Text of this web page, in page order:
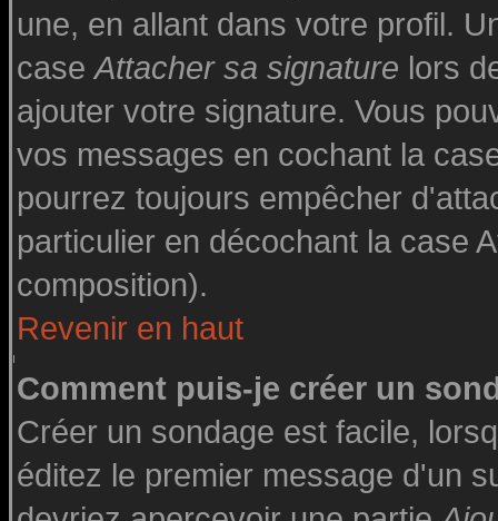
une, en allant dans votre profil.
caseAttacher sa signature lors
ajouter votre signature. Vous
vos messages en cochant la
pourrez toujours empêcher
particulier en décochant la case
composition).
Revenir en haut
Comment puis-je créer un
Créer un sondage est facile,
éditez le premier message d'un